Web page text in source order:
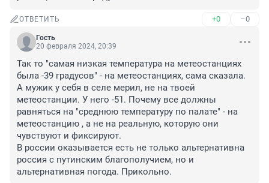
ОТВЕТИТЬ +0 –0
Гость
20 февраля 2024, 20:39
Так то "самая низкая температура на метеостанциях
была -39 градусов" - на метеостанциях, сама сказала.
А мужик у себя в селе мерил, не на твоей
метеостанции. У него -51. Почему все должны
равняться на "среднюю температуру по палате" - на
метеостанцию , а не на реальную, которую они
чувствуют и фиксируют.
В россии оказывается есть не только альтернативна
россия с путинским благополучием, но и
альтернативная погода. Прикольно.